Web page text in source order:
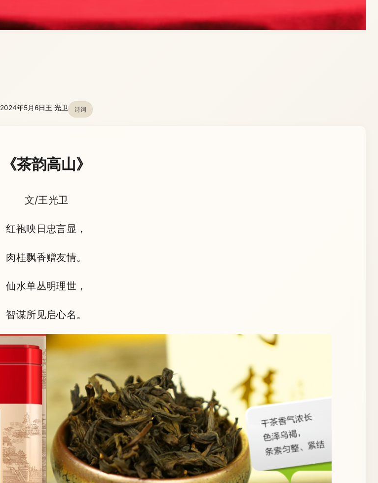
2024年5月6日王 光卫 诗词
《茶韵高山》
文/王光卫
红袍映日忠言显，
肉桂飘香赠友情。
仙水单丛明理世，
智谋所见启心名。